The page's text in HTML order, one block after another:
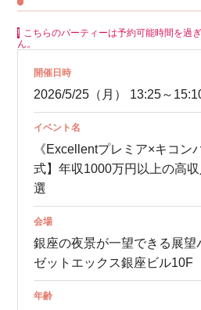
こちらのパーティーは予約可能時間を過
ん。
開催日時
2026/5/25（月） 13:25～
イベント名
《Excellentプレミア×キコン
式】年収1000万円以上の高
選
会場
銀座の夜景が一望できる展望
ゼットエックス銀座ビル10F
年齢